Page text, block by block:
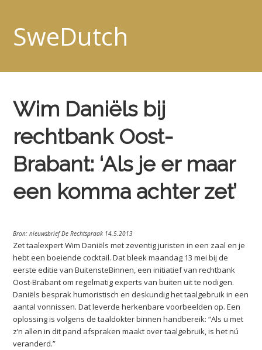
SweDutch
Wim Daniëls bij
rechtbank Oost-
Brabant: ‘Als je er maar
een komma achter zet’
Bron: nieuwsbrief De Rechtspraak 14.5.2013
Zet taalexpert Wim Daniëls met zeventig juristen in een zaal en je
hebt een boeiende cocktail. Dat bleek maandag 13 mei bij de
eerste editie van BuitensteBinnen, een initiatief van rechtbank
Oost-Brabant om regelmatig experts van buiten uit te nodigen.
Daniëls besprak humoristisch en deskundig het taalgebruik in een
aantal vonnissen. Dat leverde herkenbare voorbeelden op. Een
oplossing is volgens de taaldokter binnen handbereik: “Als u met
z’n allen in dit pand afspraken maakt over taalgebruik, is het nú
veranderd.”